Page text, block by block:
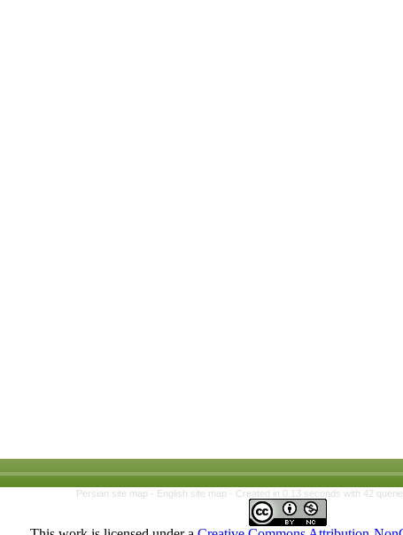
Persian site map - English site map - Created in 0.13 seconds with 42